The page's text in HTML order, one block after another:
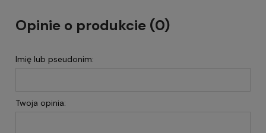
Opinie o produkcie (0)
Imię lub pseudonim:
Twoja opinia: